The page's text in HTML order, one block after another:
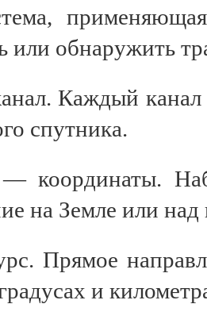
или обнаружить
Каждый канал
спутника.
— координаты.
на Земле или над
Прямое
и